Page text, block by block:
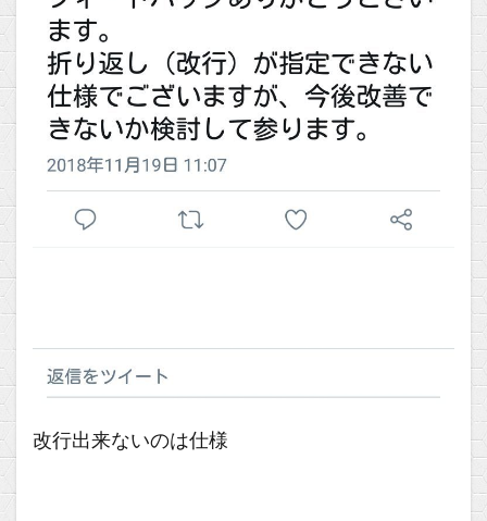
改行出来ないのは仕様